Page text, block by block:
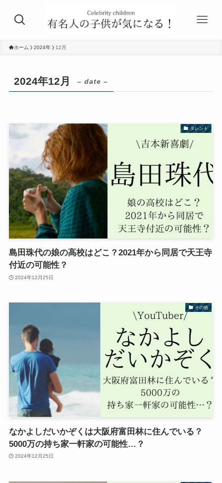
ホーム 2024年 12月
2024年12月 – date –
タレント
島田珠代の娘の高校はどこ？2021年から同居で天王寺
付近の可能性？
2024年12月25日
その他
なかよしだいかぞくは大阪府富田林に住んでいる？
5000万の持ち家一軒家の可能性…？
2024年12月25日